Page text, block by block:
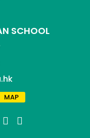
SCHOOL
MAP